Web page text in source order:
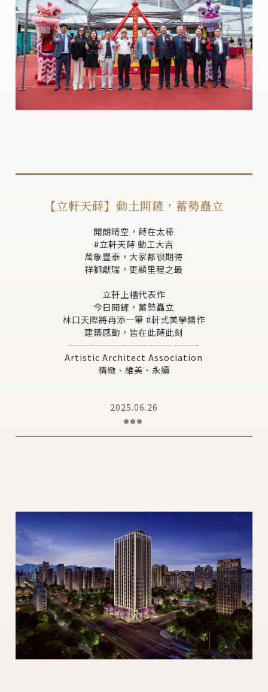
【立軒天蒔】動土開鏟，蓄勢矗立
開朗晴空，蒔在太棒
#立軒天蒔 動工大吉
萬象豐泰，大家都很期待
祥獅獻瑞，更顯里程之最
立軒上櫃代表作
今日開鏟，蓄勢矗立
林口天際將再添一筆 #軒式美學鑄作
建築感動，皆在此蒔此刻
———————————————
Artistic Architect Association
精緻、維美、永續
2025.06.26